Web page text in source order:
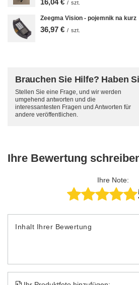
16,04 € / szt.
Zeegma Vision - pojemnik na kurz
36,97 € / szt.
Brauchen Sie Hilfe? Haben
Stellen Sie eine Frage, und wir werden
umgehend antworten und die
interessantesten Fragen und Antworten für
andere veröffentlichen.
Ihre Bewertung
Ihre Note:
Inhalt Ihrer Bewertung